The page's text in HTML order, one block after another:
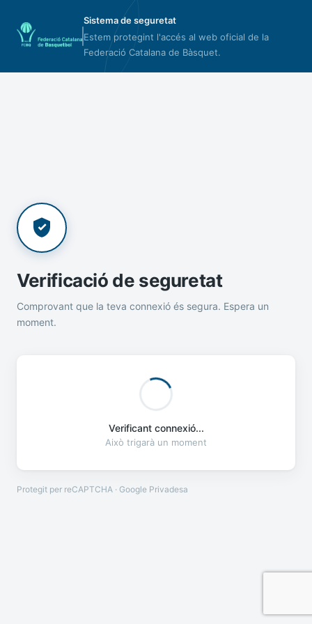
Sistema de seguretat
Estem protegint l'accés al web oficial de la
Federació Catalana de Bàsquet.
Verificació de seguretat
Comprovant que la teva connexió és segura. Espera un
moment.
Verificant connexió...
Això trigarà un moment
Protegit per reCAPTCHA · Google Privadesa